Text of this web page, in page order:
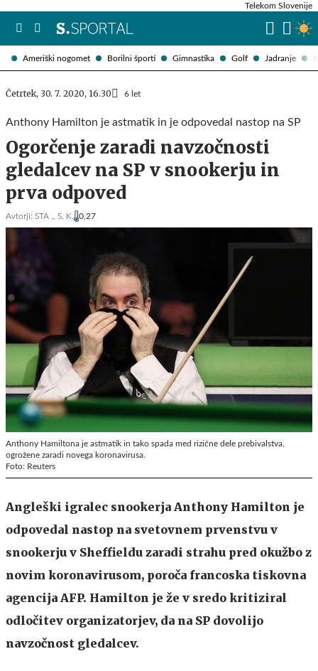
Ameriški nogomet Borilni športi Gimnastika Golf Jadranje
Telekom Slovenije
Četrtek, 30. 7. 2020, 16.30 6 let
Anthony Hamilton je astmatik in je odpovedal nastop na SP
Ogorčenje zaradi navzočnosti
gledalcev na SP v snookerju in
prva odpoved
Avtorji: STA ,, S. K. 0,27
Anthony Hamiltona je astmatik in tako spada med rizične dele prebivalstva,
ogrožene zaradi novega koronavirusa.
Foto: Reuters
Angleški igralec snookerja Anthony Hamilton je
odpovedal nastop na svetovnem prvenstvu v
snookerju v Sheffieldu zaradi strahu pred okužbo z
novim koronavirusom, poroča francoska tiskovna
agencija AFP. Hamilton je že v sredo kritiziral
odločitev organizatorjev, da na SP dovolijo
navzočnost gledalcev.